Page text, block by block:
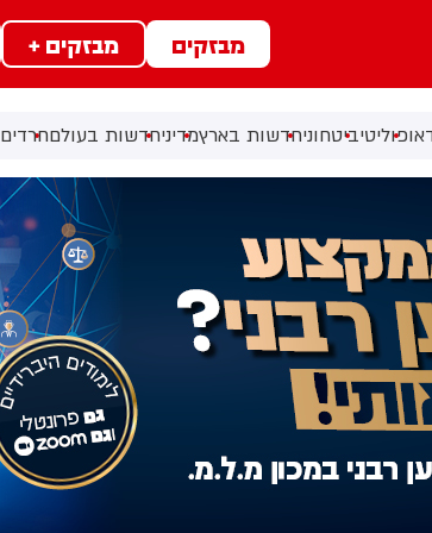
מבזקים מבזקים +
פוליטיביטחוניחדשות בארץמדיניחדשות בעולםחרדים